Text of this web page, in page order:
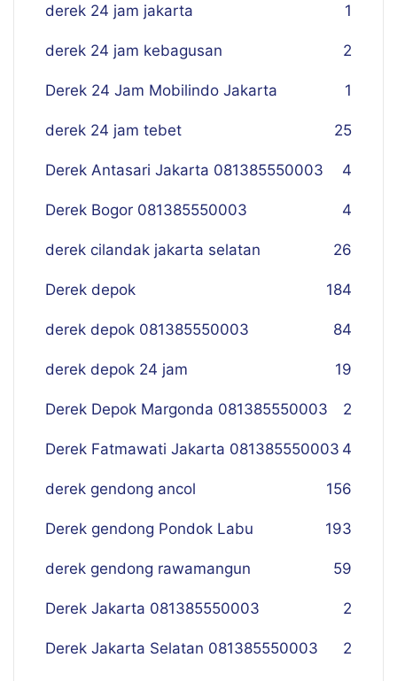
derek 24 jam jakarta 1
derek 24 jam kebagusan 2
Derek 24 Jam Mobilindo Jakarta 1
derek 24 jam tebet 25
Derek Antasari Jakarta 081385550003 4
Derek Bogor 081385550003 4
derek cilandak jakarta selatan 26
Derek depok 184
derek depok 081385550003 84
derek depok 24 jam 19
Derek Depok Margonda 081385550003 2
Derek Fatmawati Jakarta 081385550003 4
derek gendong ancol 156
Derek gendong Pondok Labu 193
derek gendong rawamangun 59
Derek Jakarta 081385550003 2
Derek Jakarta Selatan 081385550003 2